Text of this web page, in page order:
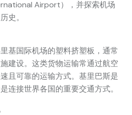
Airport），并探索机场
史。
基国际机场的塑料挤塑板，通常
建设。这类货物运输常通过航空
且可靠的运输方式。基里巴斯是
连接世界各国的重要交通方式。